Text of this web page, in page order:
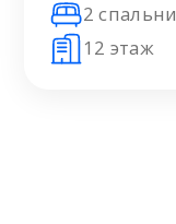
2 спальни
12 этаж